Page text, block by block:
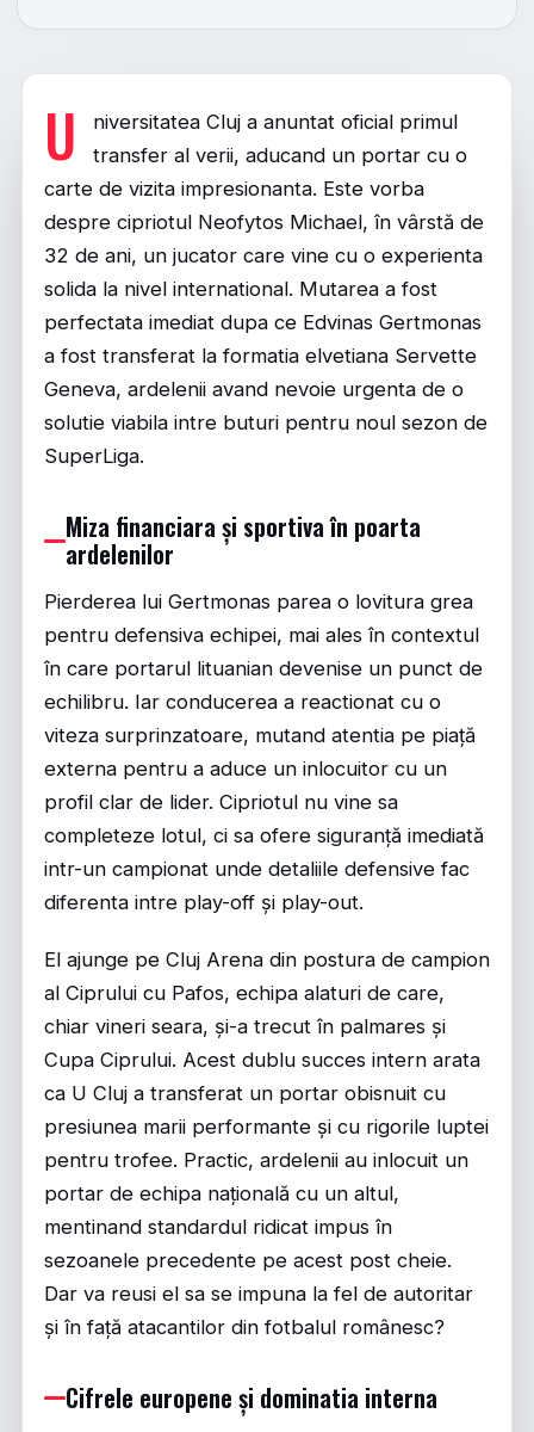
U
niversitatea Cluj a anuntat oficial primul
transfer al verii, aducand un portar cu o
carte de vizita impresionanta. Este vorba
despre cipriotul Neofytos Michael, în vârstă de
32 de ani, un jucator care vine cu o experienta
solida la nivel international. Mutarea a fost
perfectata imediat dupa ce Edvinas Gertmonas
a fost transferat la formatia elvetiana Servette
Geneva, ardelenii avand nevoie urgenta de o
solutie viabila intre buturi pentru noul sezon de
SuperLiga.
Miza financiara și sportiva în poarta
ardelenilor
Pierderea lui Gertmonas parea o lovitura grea
pentru defensiva echipei, mai ales în contextul
în care portarul lituanian devenise un punct de
echilibru. Iar conducerea a reactionat cu o
viteza surprinzatoare, mutand atentia pe piață
externa pentru a aduce un inlocuitor cu un
profil clar de lider. Cipriotul nu vine sa
completeze lotul, ci sa ofere siguranță imediată
intr-un campionat unde detaliile defensive fac
diferenta intre play-off și play-out.
El ajunge pe Cluj Arena din postura de campion
al Ciprului cu Pafos, echipa alaturi de care,
chiar vineri seara, și-a trecut în palmares și
Cupa Ciprului. Acest dublu succes intern arata
ca U Cluj a transferat un portar obisnuit cu
presiunea marii performante și cu rigorile luptei
pentru trofee. Practic, ardelenii au inlocuit un
portar de echipa națională cu un altul,
mentinand standardul ridicat impus în
sezoanele precedente pe acest post cheie.
Dar va reusi el sa se impuna la fel de autoritar
și în față atacantilor din fotbalul românesc?
Cifrele europene și dominatia interna